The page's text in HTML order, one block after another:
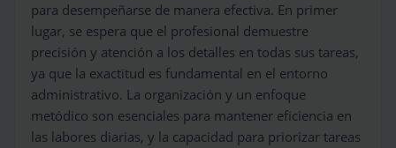
para desempeñarse de manera efectiva. En primer
lugar, se espera que el profesional demuestre
precisión y atención a los detalles en todas sus tareas,
ya que la exactitud es fundamental en el entorno
administrativo. La organización y un enfoque
metódico son esenciales para mantener eficiencia en
las labores diarias, y la capacidad para priorizar tareas